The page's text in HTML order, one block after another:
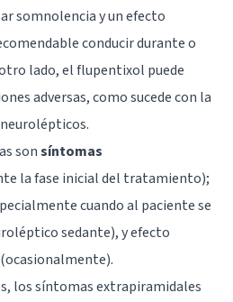
somnolencia y un efecto
conducir durante o
lado, el flupentixol puede
adversas, como sucede con la
sonsíntomas
la fase inicial del tratamiento);
cuando al paciente se
sedante), y efecto
los síntomas extrapiramidales